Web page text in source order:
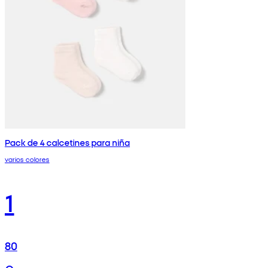
Pack de 4 calcetines para niña
varios colores
1
80